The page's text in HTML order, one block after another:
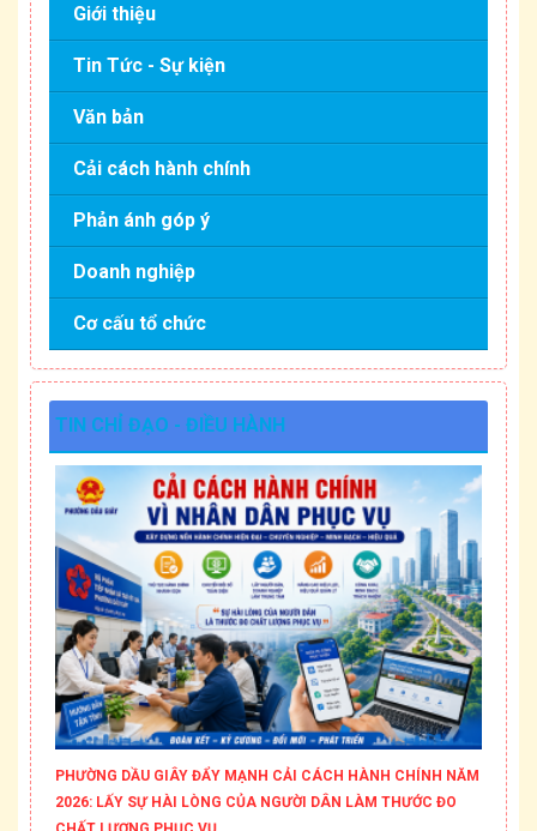
Giới thiệu
Tin Tức - Sự kiện
Văn bản
Cải cách hành chính
Phản ánh góp ý
Doanh nghiệp
Cơ cấu tổ chức
TIN CHỈ ĐẠO - ĐIỀU HÀNH
PHƯỜNG DẦU GIÂY ĐẨY MẠNH CẢI CÁCH HÀNH CHÍNH NĂM
2026: LẤY SỰ HÀI LÒNG CỦA NGƯỜI DÂN LÀM THƯỚC ĐO